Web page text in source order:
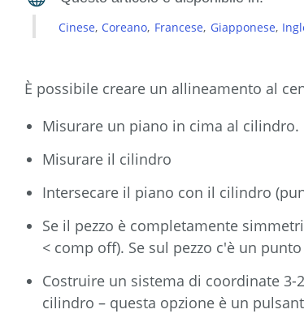
Cinese Coreano Francese Giapponese
È possibile creare un allineamento al
Misurare un piano in cima al cilindro.
Misurare il cilindro
Intersecare il piano con il cilindro
Se il pezzo è completamente
< comp off). Se sul pezzo c'è un
Costruire un sistema di coordinate 3-
cilindro – questa opzione è un